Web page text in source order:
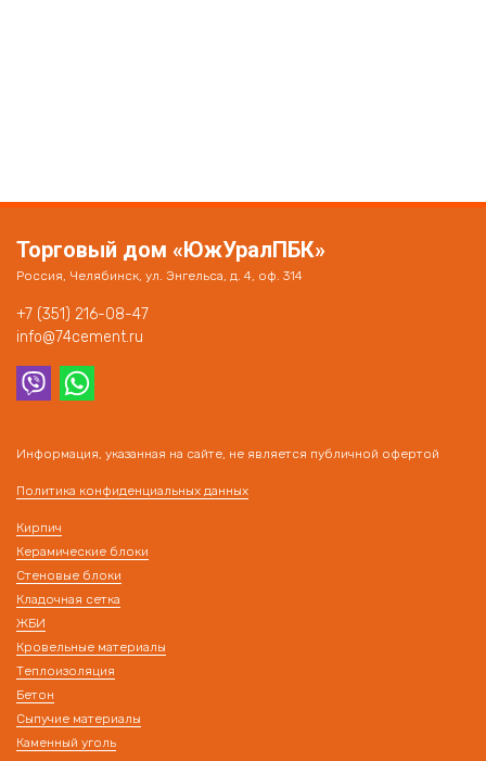
Торговый дом «ЮжУралПБК»
Россия, Челябинск, ул. Энгельса, д. 4, оф. 314
+7 (351) 216-08-47
info@74cement.ru
Информация, указанная на сайте, не является публичной офертой
Политика конфиденциальных данных
Кирпич
Керамические блоки
Стеновые блоки
Кладочная сетка
ЖБИ
Кровельные материалы
Теплоизоляция
Бетон
Сыпучие материалы
Каменный уголь